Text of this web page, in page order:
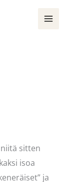
sitten
isoa
ja